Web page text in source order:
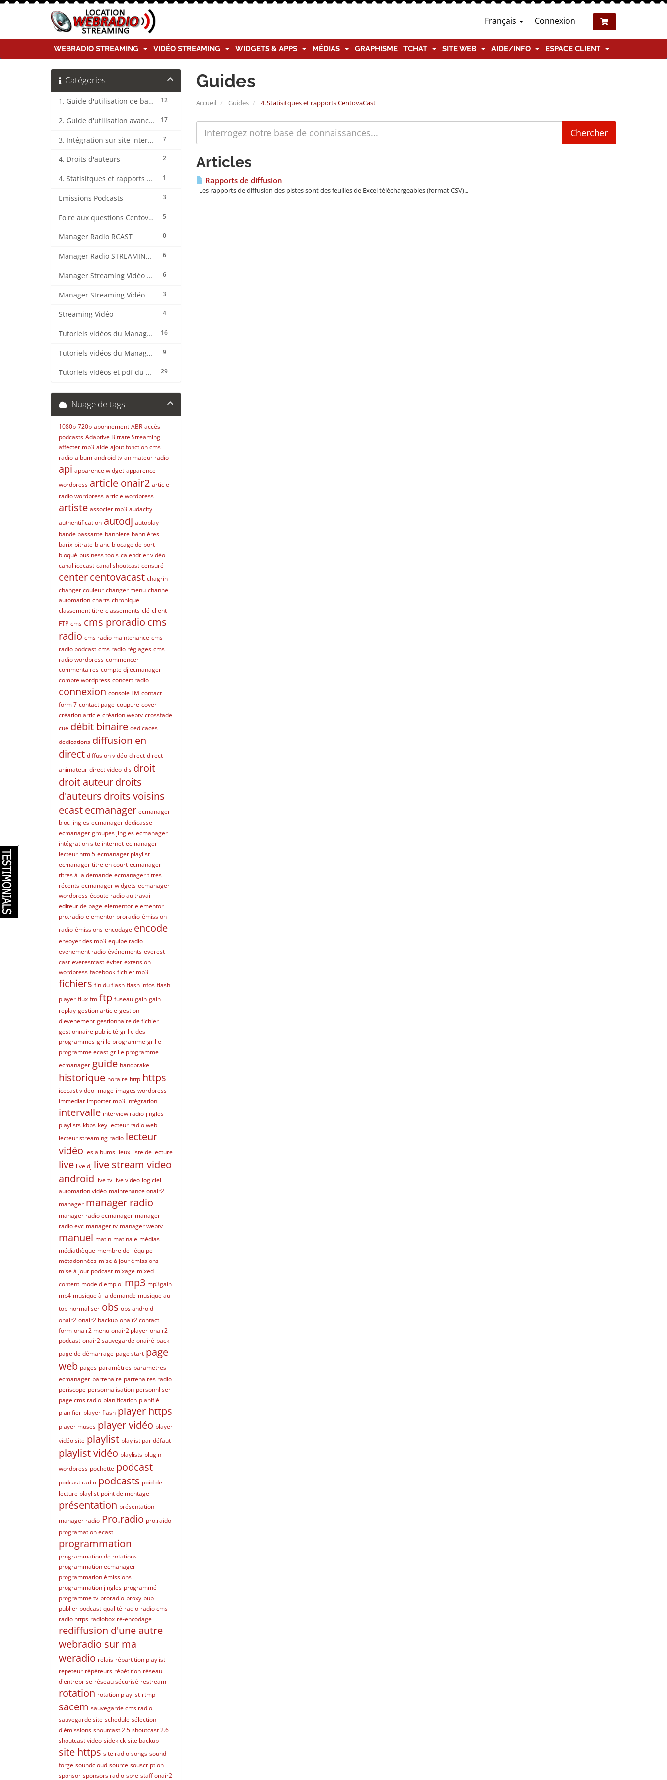
Français Connexion
WEBRADIO STREAMING VIDÉO STREAMING WIDGETS & APPS MÉDIAS GRAPHISME TCHAT SITE WEB AIDE/INFO ESPACE CLIENT
Guides
Accueil Guides 4. Statisitques et rapports CentovaCast
Catégories
12
1. Guide d'utilisation de base CentovaCast
17
2. Guide d'utilisation avancée CentovaCast
7
3. Intégration sur site internet CentovaCast
2
4. Droits d'auteurs
1
4. Statisitques et rapports CentovaCast
3
Emissions Podcasts
5
Foire aux questions CentovaCast
0
Manager Radio RCAST
6
Manager Radio STREAMING CENTER
6
Manager Streaming Vidéo TVMCP
3
Manager Streaming Vidéo VDO
4
Streaming Vidéo
16
Tutoriels vidéos du Manager Radio CentovaCast
9
Tutoriels vidéos du Manager Radio STREAMING CENTER
29
Tutoriels vidéos et pdf du CMS Radio Wordpress + OnAir2/Pro.Radio
Articles
Rapports de diffusion
Les rapports de diffusion des pistes sont des feuilles de Excel téléchargeables (format CSV)...
Nuage de tags
1080p 720p abonnement ABR accès
podcasts Adaptive Bitrate Streaming
affecter mp3 aide ajout fonction cms
radio album android tv animateur radio
api apparence widget apparence
wordpress article onair2 article
radio wordpress article wordpress
artiste associer mp3 audacity
authentification autodj autoplay
bande passante banniere bannières
barix bitrate blanc blocage de port
bloqué business tools calendrier vidéo
canal icecast canal shoutcast censuré
centercentovacast chagrin
changer couleur changer menu channel
automation charts chronique
classement titre classements clé client
FTP cms cms proradio cms
radio cms radio maintenance cms
radio podcast cms radio réglages cms
radio wordpress commencer
commentaires compte dj ecmanager
compte wordpress concert radio
connexion console FM contact
form 7 contact page coupure cover
création article création webtv crossfade
cue débit binaire dedicaces
dedications diffusion en
direct diffusion vidéo direct direct
animateur direct video djs droit
droit auteurdroits
d'auteurs droits voisins
ecastecmanager ecmanager
bloc jingles ecmanager dedicasse
ecmanager groupes jingles ecmanager
intégration site internet ecmanager
lecteur html5 ecmanager playlist
ecmanager titre en court ecmanager
titres à la demande ecmanager titres
récents ecmanager widgets ecmanager
wordpress écoute radio au travail
editeur de page elementor elementor
pro.radio elementor proradio émission
radio émissions encodage encode
envoyer des mp3 equipe radio
evenement radio événements everest
cast everestcast éviter extension
wordpress facebook fichier mp3
fichiers fin du flash flash infos flash
player flux fm ftp fuseau gain gain
replay gestion article gestion
d'evenement gestionnaire de fichier
gestionnaire publicité grille des
programmes grille programme grille
programme ecast grille programme
ecmanager guide handbrake
historique horaire http https
icecast video image images wordpress
immediat importer mp3 intégration
intervalle interview radio jingles
playlists kbps key lecteur radio web
lecteur streaming radio lecteur
vidéo les albums lieux liste de lecture
live live dj live stream video
android live tv live video logiciel
automation vidéo maintenance onair2
manager manager radio
manager radio ecmanager manager
radio evc manager tv manager webtv
manuel matin matinale médias
médiathèque membre de l'équipe
métadonnées mise à jour émissions
mise à jour podcast mixage mixed
content mode d'emploi mp3 mp3gain
mp4 musique à la demande musique au
top normaliser obs obs android
onair2 onair2 backup onair2 contact
form onair2 menu onair2 player onair2
podcast onair2 sauvegarde onairé pack
page de démarrage page start page
web pages paramètres parametres
ecmanager partenaire partenaires radio
periscope personnalisation personnliser
page cms radio planification planifié
planifier player flash player https
player muses player vidéo player
vidéo site playlist playlist par défaut
playlist vidéo playlists plugin
wordpress pochette podcast
podcast radio podcasts poid de
lecture playlist point de montage
présentation présentation
manager radio Pro.radio pro.raido
programation ecast
programmation
programmation de rotations
programmation ecmanager
programmation émissions
programmation jingles programmé
programme tv proradio proxy pub
publier podcast qualité radio radio cms
radio https radiobox ré-encodage
rediffusion d'une autre
webradio sur ma
weradio relais répartition playlist
repeteur répéteurs répétition réseau
d'entreprise réseau sécurisé restream
rotation rotation playlist rtmp
sacem sauvegarde cms radio
sauvegarde site schedule sélection
d'émissions shoutcast 2.5 shoutcast 2.6
shoutcast video sidekick site backup
site https site radio songs sound
forge soundcloud source souscription
sponsor sponsors radio spre staff onair2